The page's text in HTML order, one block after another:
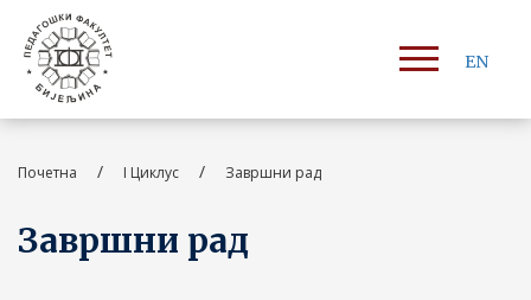
EN
Почетна / I Циклус / Завршни рад
Завршни рад